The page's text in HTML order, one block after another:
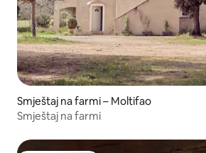
Smještaj na farmi – Moltifao
Smještaj na farmi